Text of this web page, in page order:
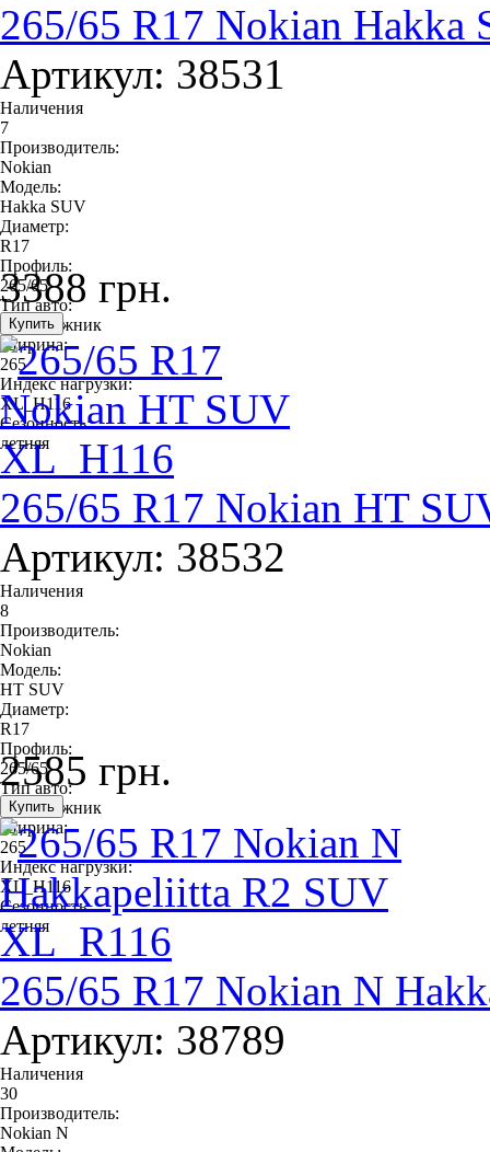
265/65 R17 Nokian Hakka
Артикул: 38531
Наличения
7
Производитель:
Nokian
Модель:
Hakka SUV
Диаметр:
R17
Профиль:
265/65
Тип авто:
внедорожник
Ширина:
265
Индекс нагрузки:
XL_H116
Сезонность:
летняя
3388 грн.
265/65 R17 Nokian HT
Артикул: 38532
Наличения
8
Производитель:
Nokian
Модель:
HT SUV
Диаметр:
R17
Профиль:
265/65
Тип авто:
внедорожник
Ширина:
265
Индекс нагрузки:
XL_H116
Сезонность:
летняя
2585 грн.
265/65 R17 Nokian N
Артикул: 38789
Наличения
30
Производитель:
Nokian N